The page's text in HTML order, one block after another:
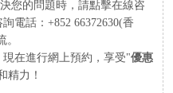
您的問題時，請點擊在線咨
電話：+852 66372630(香
在進行網上預約，享受"優惠
精力！